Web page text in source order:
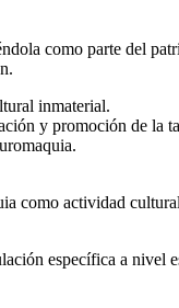
como parte del
inmaterial.
y promoción de la
como actividad
específica a